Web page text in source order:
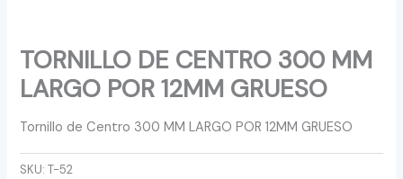
TORNILLO DE CENTRO 300 MM
LARGO POR 12MM GRUESO
Tornillo de Centro 300 MM LARGO POR 12MM GRUESO
SKU:T-52